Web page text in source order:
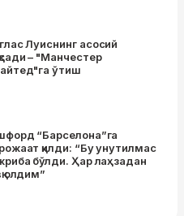
Луиснинг асосий
– "Манчестер
ўтиш
“Барселона”га
қилди: “Бу унутилмас
бўлди. Ҳар лаҳзадан
олдим”